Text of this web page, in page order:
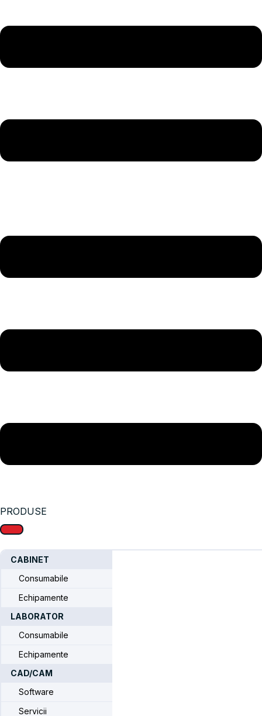
PRODUSE
CABINET
Consumabile
Echipamente
LABORATOR
Consumabile
Echipamente
CAD/CAM
Software
Servicii
Sinterizare laser
Home / PENTRU LABORATOARE